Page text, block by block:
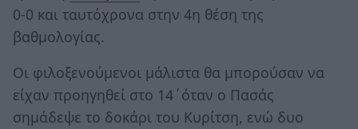
0-0 και ταυτόχρονα στην 4η θέση της
βαθμολογίας.
Οι φιλοξενούμενοι μάλιστα θα μπορούσαν να
είχαν προηγηθεί στο 14΄όταν ο Πασάς
σημάδεψε το δοκάρι του Κυρίτση, ενώ δυο